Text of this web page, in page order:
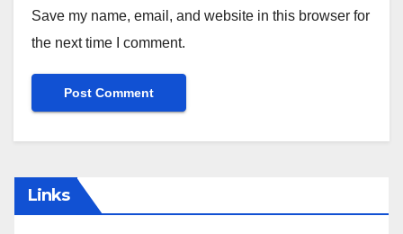
Save my name, email, and website in this browser for
the next time I comment.
Links